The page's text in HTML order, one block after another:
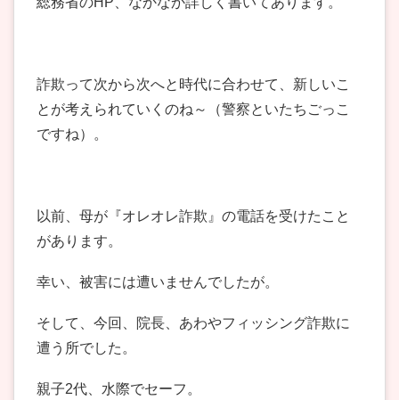
詐欺って次から次へと時代に合わせて、新しいこ
とが考えられていくのね～（警察といたちごっこ
ですね）。
以前、母が『オレオレ詐欺』の電話を受けたこと
があります。
幸い、被害には遭いませんでしたが。
そして、今回、院長、あわやフィッシング詐欺に
遭う所でした。
親子2代、水際でセーフ。